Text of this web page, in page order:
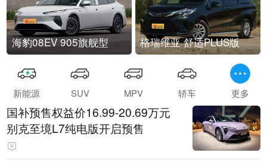
海豹08EV 905旗舰型 格瑞维亚 舒适PLUS版
新能源 SUV MPV 轿车 更多
国补预售权益价16.99-20.69万元
别克至境L7纯电版开启预售